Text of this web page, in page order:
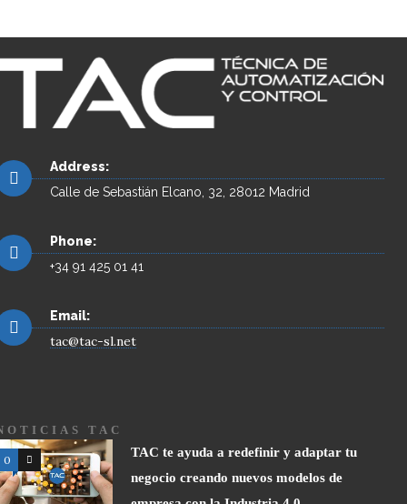
Address:
Calle de Sebastián Elcano, 32, 28012 Madrid
Phone:
+34 91 425 01 41
Email:
tac@tac-sl.net
TAC
0 0
TAC te ayuda a redefinir y adaptar tu
negocio creando nuevos modelos de